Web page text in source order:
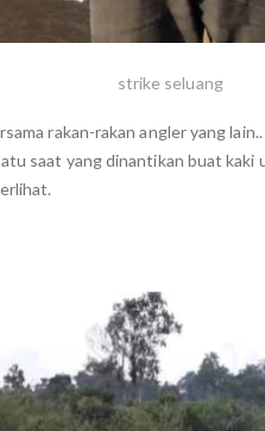
strike seluang
rakan-rakan angler yang
saat yang dinantikan buat